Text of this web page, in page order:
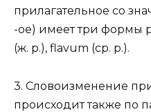
прилагательное со
-ое) имеет три формы
(ж. p.), flavum (ср. р.).
3. Словоизменение
происходит также по